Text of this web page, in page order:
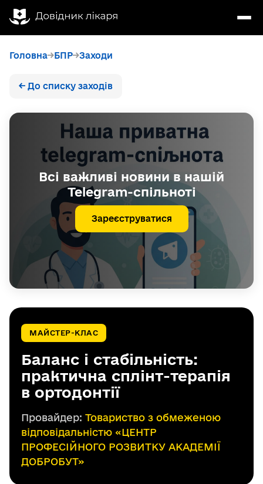
Головна БПР Заходи
← До списку заходів
Всі важливі новини в нашій
Telegram-спільноті
Зареєструватися
МАЙСТЕР-КЛАС
Баланс і стабільність:
практична сплінт-терапія
в ортодонтії
Провайдер: Товариство з обмеженою
відповідальністю «ЦЕНТР
ПРОФЕСІЙНОГО РОЗВИТКУ АКАДЕМІЇ
ДОБРОБУТ»